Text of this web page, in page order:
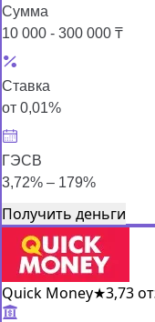
Сумма
10 000 - 300 000 ₸
Ставка
от 0,01%
ГЭСВ
3,72% – 179%
Получить деньги
Quick Money★3,73